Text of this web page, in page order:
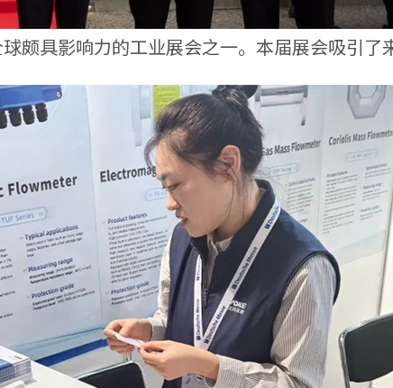
颇具影响力的工业展会之一。本届展会吸引了